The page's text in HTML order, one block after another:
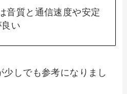
音質と通信速度や安定
い
少しでも参考になりまし